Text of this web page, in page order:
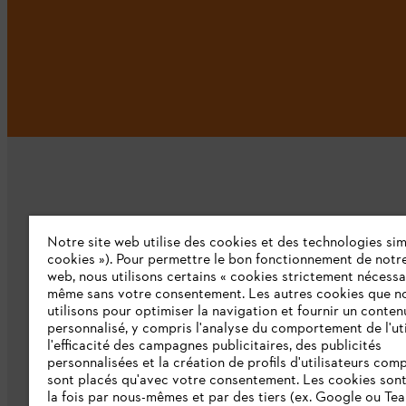
L'Entreprise
Qui sommes-nous ?
Presse
Emploi
Ligne Intégrité STIHL
Notre site web utilise des cookies et des technologies
cookies »). Pour permettre le bon fonctionnement de
web, nous utilisons certains « cookies strictement
même sans votre consentement. Les autres cookies que
utilisons pour optimiser la navigation et fournir un
personnalisé, y compris l'analyse du comportement de
l'efficacité des campagnes publicitaires, des publicités
personnalisées et la création de profils d'utilisateurs
sont placés qu'avec votre consentement. Les cookies
la fois par nous-mêmes et par des tiers (ex. Google ou